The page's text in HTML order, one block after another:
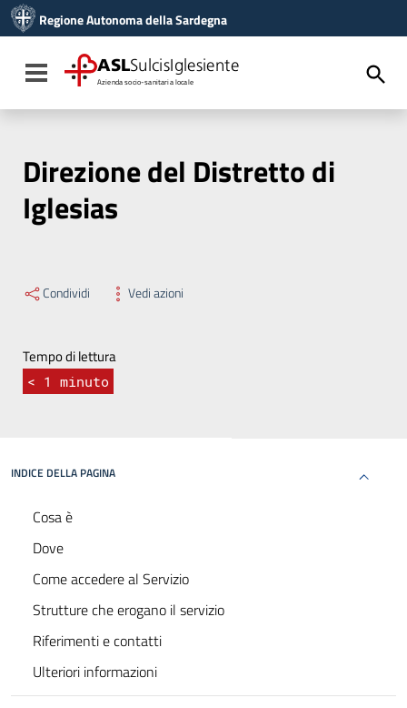
Vai al menu di navigazione
Vai al footer
Regione Autonoma della Sardegna
Toggle navigation
ASLSulcisIglesiente
Azienda socio-sanitaria locale
Direzione del Distretto di
Iglesias
Condividi Vedi azioni
Tempo di lettura
< 1 minuto
INDICE DELLA PAGINA
Cosa è
Dove
Come accedere al Servizio
Strutture che erogano il servizio
Riferimenti e contatti
Ulteriori informazioni